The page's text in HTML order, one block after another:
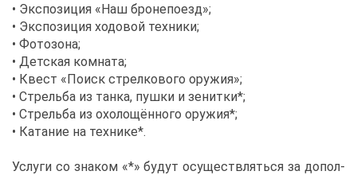
• Экс­по­зи­ция «Наш бро­не­по­езд»;
• Экс­по­зи­ция хо­до­вой тех­ни­ки;
• Фо­то­зо­на;
• Дет­ская ком­на­та;
• Квест «По­иск стрел­ко­во­го ору­жия»;
• Стрель­ба из тан­ка, пуш­ки и зе­нит­ки*;
• Стрель­ба из охо­ло­щён­но­го ору­жия*;
• Ка­та­ние на тех­ни­ке*.
Услу­ги со зна­ком «*» бу­дут осу­ществ­лять­ся за до­пол­